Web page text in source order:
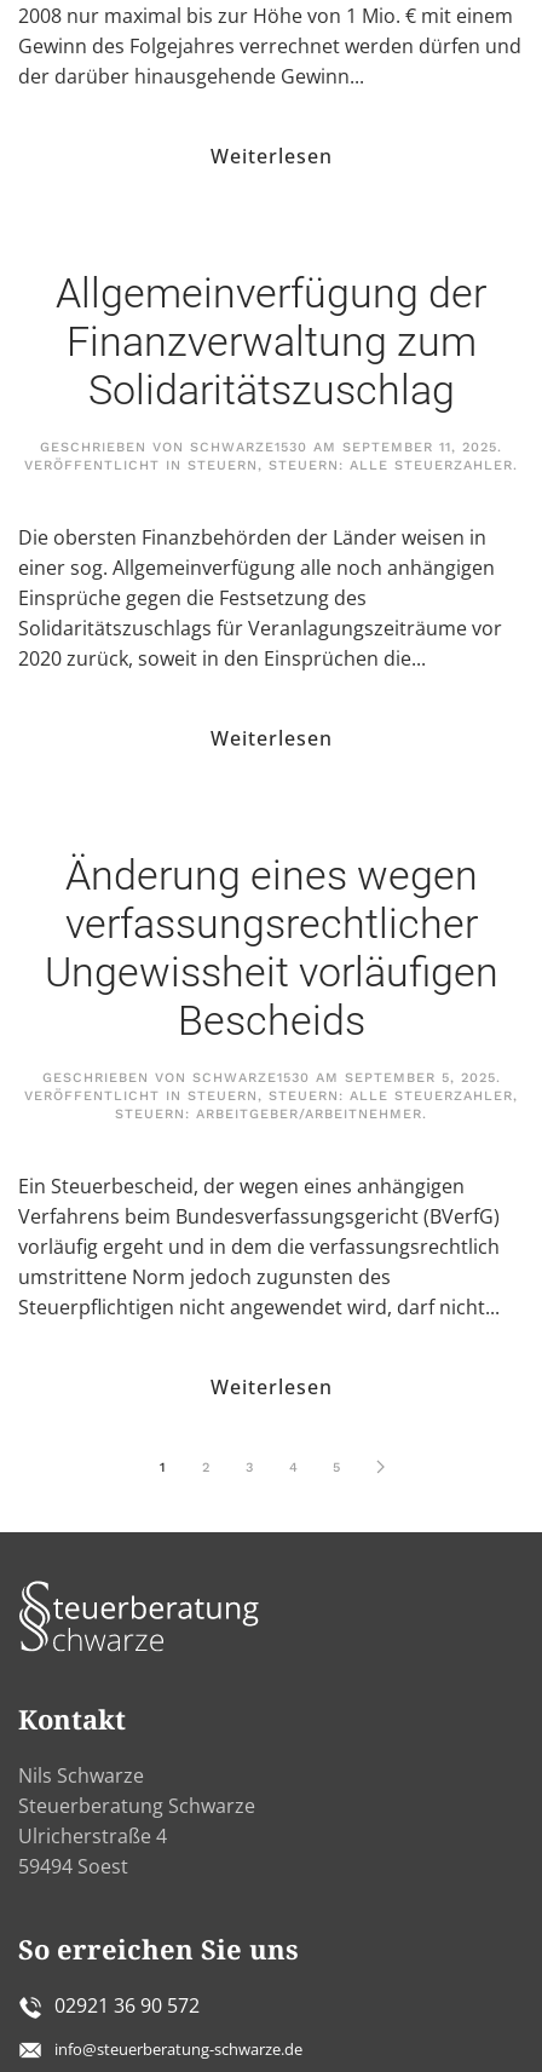
2008 nur maximal bis zur Höhe von 1 Mio. € mit einem
Gewinn des Folgejahres verrechnet werden dürfen und
der darüber hinausgehende Gewinn...
Weiterlesen
Allgemeinverfügung der
Finanzverwaltung zum
Solidaritätszuschlag
GESCHRIEBEN VON SCHWARZE1530 AM SEPTEMBER 11, 2025.
VERÖFFENTLICHT IN STEUERN, STEUERN: ALLE STEUERZAHLER.
Die obersten Finanzbehörden der Länder weisen in
einer sog. Allgemeinverfügung alle noch anhängigen
Einsprüche gegen die Festsetzung des
Solidaritätszuschlags für Veranlagungszeiträume vor
2020 zurück, soweit in den Einsprüchen die...
Weiterlesen
Änderung eines wegen
verfassungsrechtlicher
Ungewissheit vorläufigen
Bescheids
GESCHRIEBEN VON SCHWARZE1530 AM SEPTEMBER 5, 2025.
VERÖFFENTLICHT IN STEUERN, STEUERN: ALLE STEUERZAHLER,
STEUERN: ARBEITGEBER/ARBEITNEHMER.
Ein Steuerbescheid, der wegen eines anhängigen
Verfahrens beim Bundesverfassungsgericht (BVerfG)
vorläufig ergeht und in dem die verfassungsrechtlich
umstrittene Norm jedoch zugunsten des
Steuerpflichtigen nicht angewendet wird, darf nicht...
Weiterlesen
1 2 3 4 5
Kontakt
Nils Schwarze
Steuerberatung Schwarze
Ulricherstraße 4
59494 Soest
So erreichen Sie uns
02921 36 90 572
info@steuerberatung-schwarze.de